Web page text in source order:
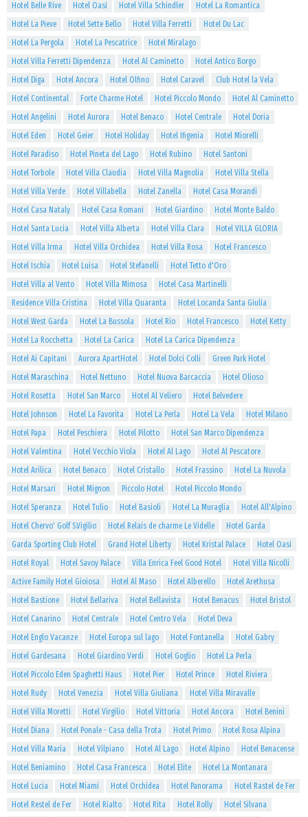
Hotel Belle Rive
Hotel Oasi Hotel Villa Schindler
Hotel La Romantica
Hotel La Pieve
Hotel Sette Bello Hotel Villa Ferretti
Hotel Du Lac
Hotel La Pergola
Hotel La Pescatrice
Hotel Miralago
Hotel Villa Ferretti Dipendenza
Hotel Al Caminetto
Hotel Antico Borgo
Hotel Diga
Hotel Ancora Hotel Olfino Hotel Caravel
Club Hotel la Vela
Hotel Continental
Forte Charme Hotel Hotel Piccolo Mondo
Hotel Al Caminetto
Hotel Angelini
Hotel Aurora Hotel Benaco Hotel Centrale
Hotel Doria
Hotel Eden
Hotel Geier Hotel Holiday Hotel Ifigenia
Hotel Miorelli
Hotel Paradiso
Hotel Pineta del Lago Hotel Rubino
Hotel Santoni
Hotel Torbole
Hotel Villa Claudia Hotel Villa Magnolia
Hotel Villa Stella
Hotel Villa Verde
Hotel Villabella Hotel Zanella
Hotel Casa Morandi
Hotel Casa Nataly
Hotel Casa Romani Hotel Giardino
Hotel Monte Baldo
Hotel Santa Lucia
Hotel Villa Alberta Hotel Villa Clara
Hotel VILLA GLORIA
Hotel Villa Irma
Hotel Villa Orchidea Hotel Villa Rosa
Hotel Francesco
Hotel Ischia
Hotel Luisa Hotel Stefanelli
Hotel Tetto d'Oro
Hotel Villa al Vento
Hotel Villa Mimosa
Hotel Casa Martinelli
Residence Villa Cristina
Hotel Villa Quaranta
Hotel Locanda Santa Giulia
Hotel West Garda
Hotel La Bussola Hotel Rio Hotel Francesco
Hotel Ketty
Hotel La Rocchetta
Hotel La Carica
Hotel La Carica Dipendenza
Hotel Ai Capitani
Aurora ApartHotel Hotel Dolci Colli
Green Park Hotel
Hotel Maraschina
Hotel Nettuno Hotel Nuova Barcaccia
Hotel Olioso
Hotel Rosetta
Hotel San Marco Hotel Al Veliero
Hotel Belvedere
Hotel Johnson
Hotel La Favorita Hotel La Perla Hotel La Vela
Hotel Milano
Hotel Papa
Hotel Peschiera Hotel Pilotto
Hotel San Marco Dipendenza
Hotel Valentina
Hotel Vecchio Viola Hotel Al Lago
Hotel Al Pescatore
Hotel Arilica
Hotel Benaco Hotel Cristallo Hotel Frassino
Hotel La Nuvola
Hotel Marsari
Hotel Mignon Piccolo Hotel
Hotel Piccolo Mondo
Hotel Speranza
Hotel Tulio Hotel Basioli Hotel La Muraglia
Hotel All'Alpino
Hotel Chervo' Golf S.Vigilio
Hotel Relais de charme Le Videlle
Hotel Garda
Garda Sporting Club Hotel
Grand Hotel Liberty Hotel Kristal Palace
Hotel Oasi
Hotel Royal
Hotel Savoy Palace Villa Enrica Feel Good Hotel
Hotel Villa Nicolli
Active Family Hotel Gioiosa
Hotel Al Maso Hotel Alberello
Hotel Arethusa
Hotel Bastione
Hotel Bellariva Hotel Bellavista Hotel Benacus
Hotel Bristol
Hotel Canarino
Hotel Centrale Hotel Centro Vela
Hotel Deva
Hotel Englo Vacanze
Hotel Europa sul lago Hotel Fontanella
Hotel Gabry
Hotel Gardesana
Hotel Giardino Verdi Hotel Goglio
Hotel La Perla
Hotel Piccolo Eden Spaghetti Haus
Hotel Pier Hotel Prince
Hotel Riviera
Hotel Rudy
Hotel Venezia Hotel Villa Giuliana
Hotel Villa Miravalle
Hotel Villa Moretti
Hotel Virgilio Hotel Vittoria Hotel Ancora
Hotel Benini
Hotel Diana
Hotel Ponale - Casa della Trota Hotel Primo
Hotel Rosa Alpina
Hotel Villa Maria
Hotel Vilpiano Hotel Al Lago Hotel Alpino
Hotel Benacense
Hotel Beniamino
Hotel Casa Francesca Hotel Elite
Hotel La Montanara
Hotel Lucia
Hotel Miami Hotel Orchidea Hotel Panorama
Hotel Rastel de Fer
Hotel Restel de Fer
Hotel Rialto Hotel Rita Hotel Rolly Hotel Silvana